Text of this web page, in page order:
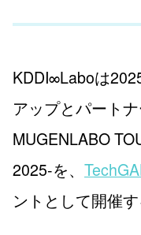
KDDI∞Laboは
アップとパート
MUGENLABO
2025-を、
ントとして開催